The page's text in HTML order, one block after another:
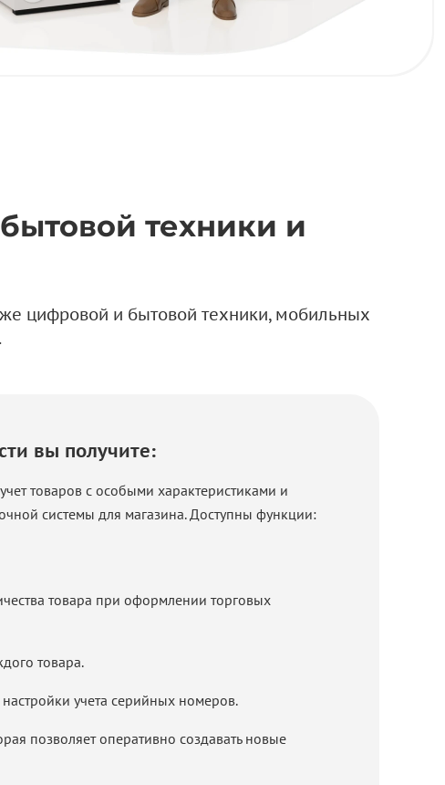
техники и
цифровой и бытовой техники, мобильных
вы получите:
товаров с особыми характеристиками и
системы для магазина. Доступны функции:
товара при оформлении торговых
товара.
учета серийных номеров.
позволяет оперативно создавать новые